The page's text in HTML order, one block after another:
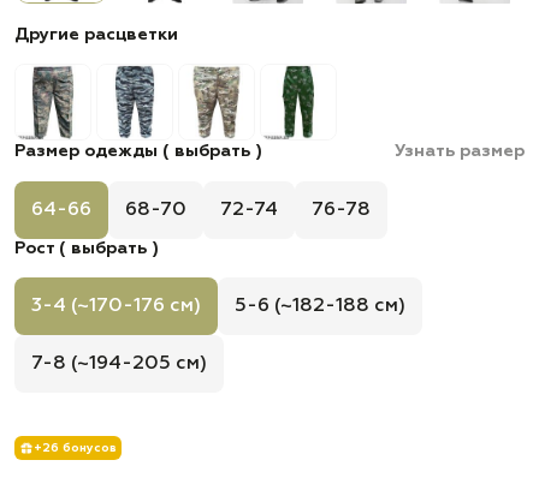
Другие расцветки
Размер одежды ( выбрать ) Узнать размер
64-66 68-70 72-74 76-78
Рост ( выбрать )
3-4 (~170-176 см) 5-6 (~182-188 см)
7-8 (~194-205 см)
+26 бонусов